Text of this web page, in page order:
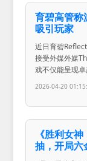
育碧高管称
吸引玩家
近日育碧
接受外媒外媒
戏不仅能呈现
2026-04-20
《胜利女
抽，开局六